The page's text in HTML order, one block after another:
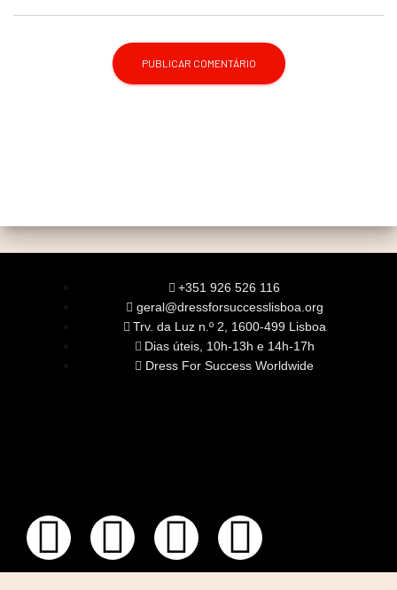
+351 926 526 116
geral@dressforsuccesslisboa.org
Trv. da Luz n.º 2, 1600-499 Lisboa
Dias úteis, 10h-13h e 14h-17h
Dress For Success Worldwide